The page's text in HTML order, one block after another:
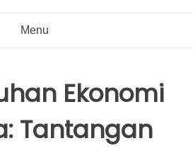
Menu
Ekonomi
Tantangan